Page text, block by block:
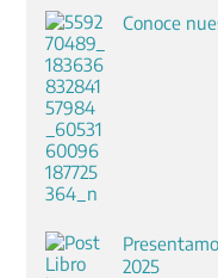
Conoce
2025